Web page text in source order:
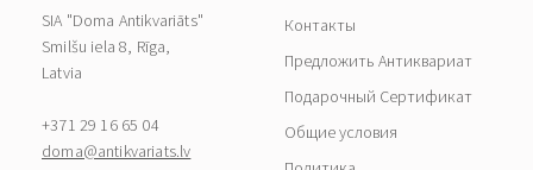
SIA "Doma Antikvariāts"
Smilšu iela 8, Rīga,
Latvia
+371 29 16 65 04
doma@antikvariats.lv
Контакты
Предложить Антиквариат
Подарочный Сертификат
Общие условия